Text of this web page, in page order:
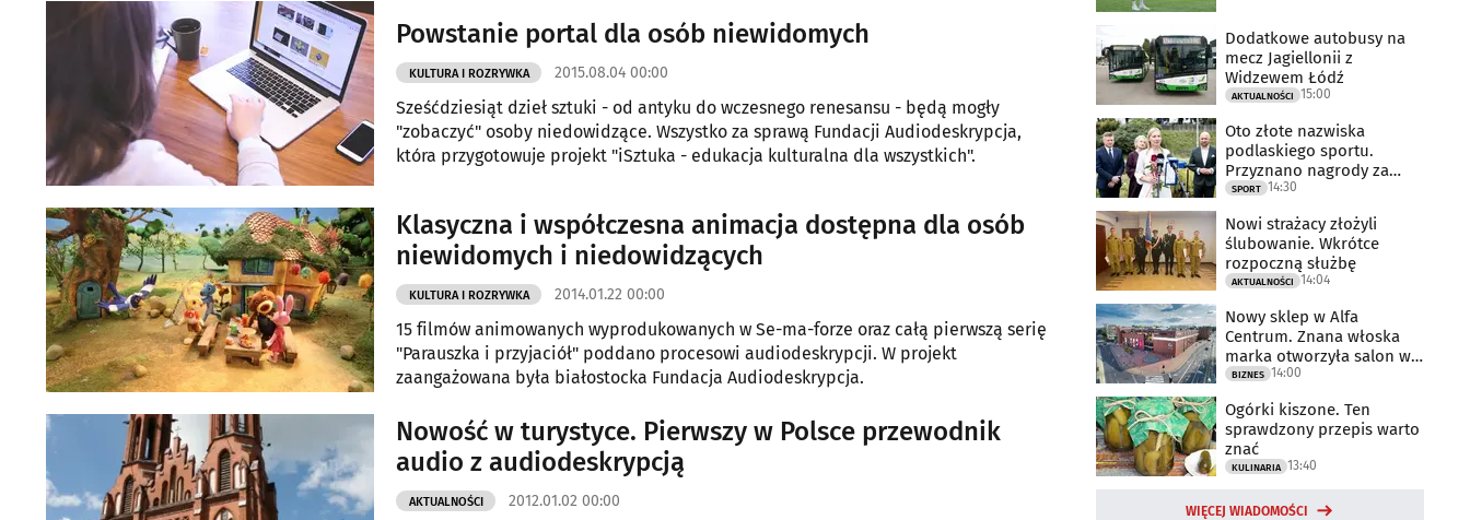
Powstanie portal dla osób niewidomych
KULTURA I ROZRYWKA 2015.08.04 00:00
Sześćdziesiąt dzieł sztuki - od antyku do wczesnego renesansu - będą mogły
"zobaczyć" osoby niedowidzące. Wszystko za sprawą Fundacji Audiodeskrypcja,
która przygotowuje projekt "iSztuka - edukacja kulturalna dla wszystkich".
Klasyczna i współczesna animacja dostępna dla osób
niewidomych i niedowidzących
KULTURA I ROZRYWKA 2014.01.22 00:00
15 filmów animowanych wyprodukowanych w Se-ma-forze oraz całą pierwszą serię
"Parauszka i przyjaciół" poddano procesowi audiodeskrypcji. W projekt
zaangażowana była białostocka Fundacja Audiodeskrypcja.
Nowość w turystyce. Pierwszy w Polsce przewodnik
audio z audiodeskrypcją
AKTUALNOŚCI 2012.01.02 00:00
Dodatkowe autobusy na
mecz Jagiellonii z
Widzewem Łódź
AKTUALNOŚCI 15:00
Oto złote nazwiska
podlaskiego sportu.
Przyznano nagrody za
2025 rok
SPORT 14:30
Nowi strażacy złożyli
ślubowanie. Wkrótce
rozpoczną służbę
AKTUALNOŚCI 14:04
Nowy sklep w Alfa
Centrum. Znana włoska
marka otworzyła salon w
Białymstoku
BIZNES 14:00
Ogórki kiszone. Ten
sprawdzony przepis warto
znać
KULINARIA 13:40
WIĘCEJ WIADOMOŚCI